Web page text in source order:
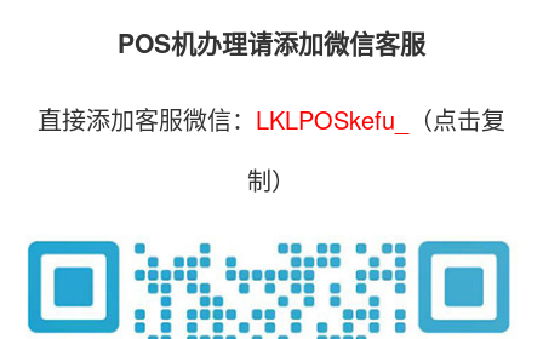
POS机办理请添加微信客服
直接添加客服微信： LKLPOSkefu_
（点击复
制）